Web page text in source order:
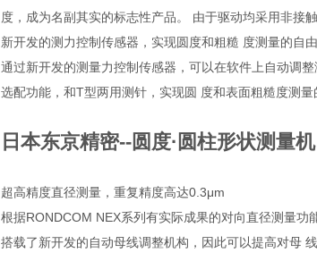
度，成为名副其实的标志性产品。 由于驱动均采用非接
新开发的测力控制传感器，实现圆度和粗糙 度测量的自
通过新开发的测量力控制传感器，可以在软件上自动调
选配功能，和T型两用测针，实现圆 度和表面粗糙度测
日本东京精密--圆度·圆柱形状测量机
超高精度直径测量，重复精度高达0.3μm
根据RONDCOM NEX系列有实际成果的对向直径测量
搭载了新开发的自动母线调整机构，因此可以提高对母